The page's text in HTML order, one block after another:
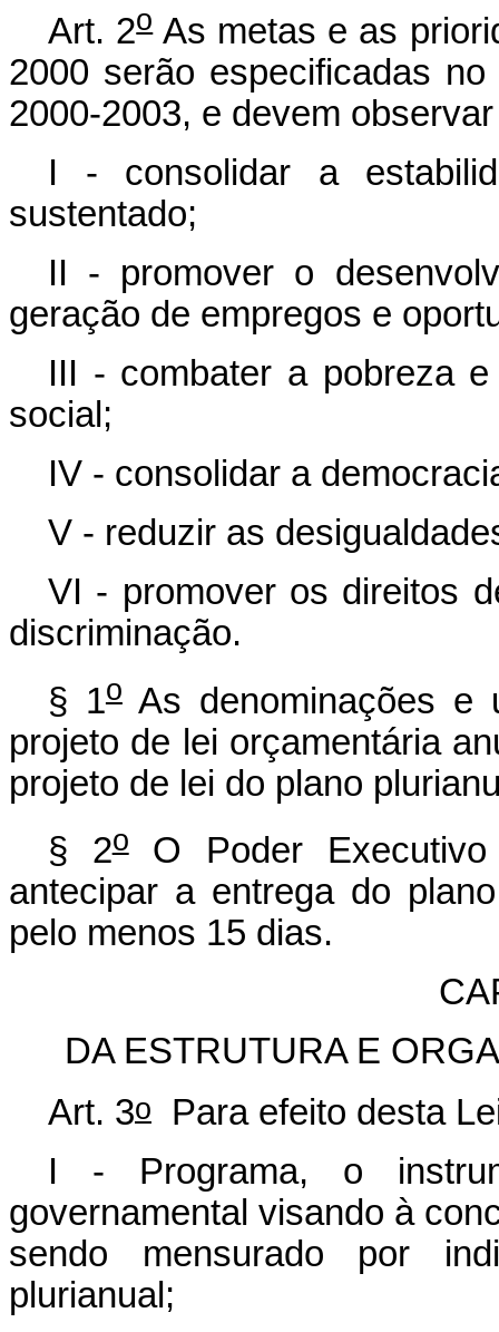
Art. 2oAs metas e as
2000 serão especificadas
2000-2003, e devem
I - consolidar a
sustentado;
II - promover o
geração de empregos e
III - combater a pobreza
social;
IV - consolidar a
V - reduzir as
VI - promover os direitos
discriminação.
§ 1oAs denominações e
projeto de lei orçamentária
projeto de lei do plano
§ 2oO Poder Executivo
antecipar a entrega do
pelo menos 15 dias.
DA ESTRUTURA E
Art. 3o
Para efeito desta
I - Programa, o
governamental visando à
sendo mensurado por
plurianual;